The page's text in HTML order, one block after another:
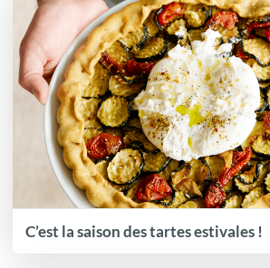
C’est la saison des tartes estivales !